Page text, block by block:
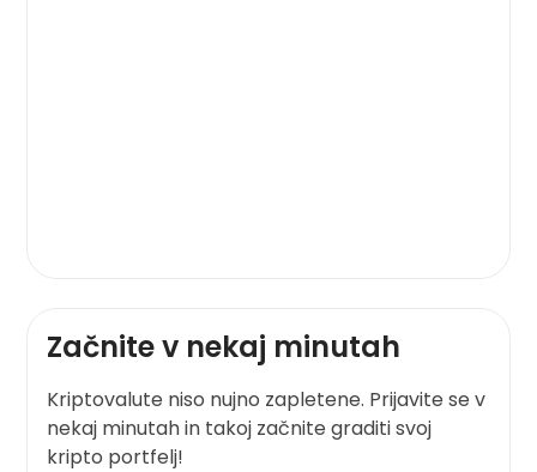
Začnite v nekaj minutah
Kriptovalute niso nujno zapletene. Prijavite se v
nekaj minutah in takoj začnite graditi svoj
kripto portfelj!